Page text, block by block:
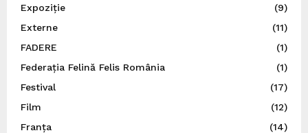
Expoziție
(9)
Externe
(11)
FADERE
(1)
Federația Felină Felis România
(1)
Festival
(17)
Film
(12)
Franța
(14)